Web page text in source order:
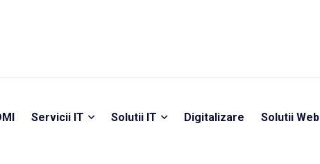
Servicii IT Solutii IT Digitalizare Solutii Web